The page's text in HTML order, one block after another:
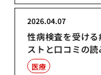
性病検査を受け
ストと口コミの
2026.04.07
医療